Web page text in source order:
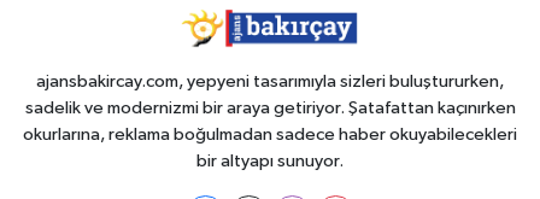
ajansbakircay.com, yepyeni tasarımıyla sizleri buluştururken,
sadelik ve modernizmi bir araya getiriyor. Şatafattan kaçınırken
okurlarına, reklama boğulmadan sadece haber okuyabilecekleri
bir altyapı sunuyor.